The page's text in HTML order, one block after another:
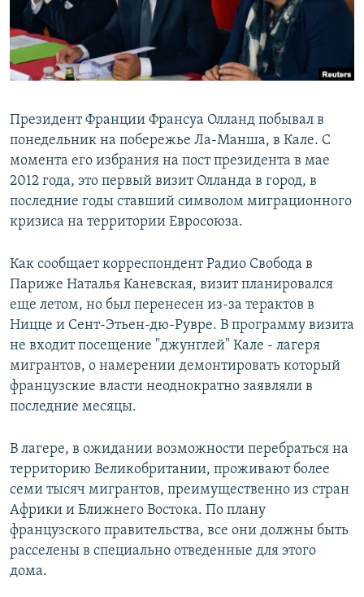
Президент Франции Франсуа Олланд побывал в
понедельник на побережье Ла-Манша, в Кале. С
момента его избрания на пост президента в мае
2012 года, это первый визит Олланда в город, в
последние годы ставший символом миграционного
кризиса на территории Евросоюза.
Как сообщает корреспондент Радио Свобода в
Париже Наталья Каневская, визит планировался
еще летом, но был перенесен из-за терактов в
Ницце и Сент-Этьен-дю-Рувре. В программу визита
не входит посещение "джунглей" Кале - лагеря
мигрантов, о намерении демонтировать который
французские власти неоднократно заявляли в
последние месяцы.
В лагере, в ожидании возможности перебраться на
территорию Великобритании, проживают более
семи тысяч мигрантов, преимущественно из стран
Африки и Ближнего Востока. По плану
французского правительства, все они должны быть
расселены в специально отведенные для этого
дома.